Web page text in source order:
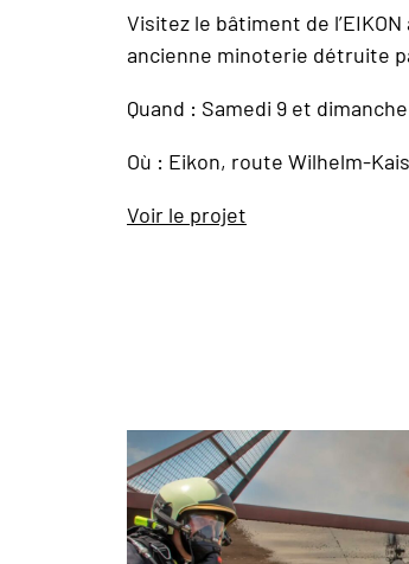
Visitez le bâtiment de
ancienne minoterie détruite
Quand : Samedi 9 et dimanche
Où : Eikon, route Wilhelm-
Voir le projet